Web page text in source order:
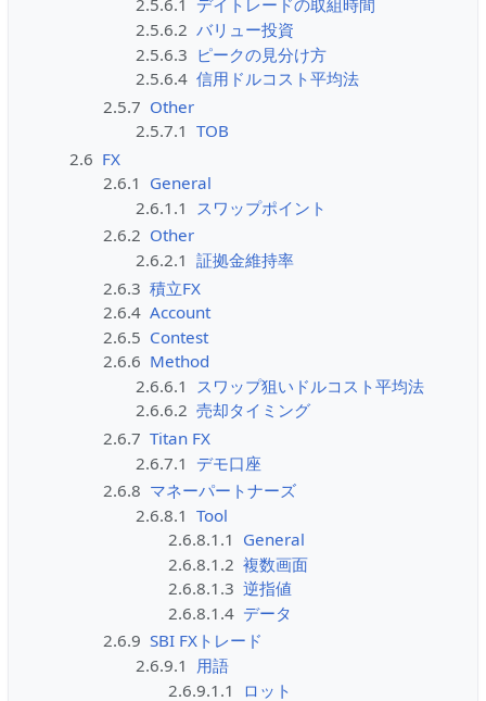
2.5.6.1 デイトレードの取組時間
2.5.6.2 バリュー投資
2.5.6.3 ピークの見分け方
2.5.6.4 信用ドルコスト平均法
2.5.7 Other
2.5.7.1 TOB
2.6 FX
2.6.1 General
2.6.1.1
スワップポイント
2.6.2 Other
2.6.2.1 証拠金維持率
2.6.3 積立FX
2.6.4 Account
2.6.5 Contest
2.6.6 Method
2.6.6.1
スワップ狙いドルコスト平均法
2.6.6.2 売却タイミング
2.6.7 Titan FX
2.6.7.1 デモ口座
2.6.8 マネーパートナーズ
2.6.8.1 Tool
2.6.8.1.1 General
2.6.8.1.2 複数画面
2.6.8.1.3 逆指値
2.6.8.1.4 データ
2.6.9 SBI FXトレード
2.6.9.1
用語
2.6.9.1.1
ロット